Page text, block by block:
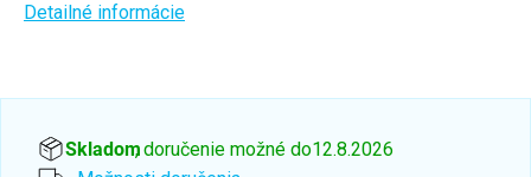
Detailné informácie
Skladom, doručenie možné do12.8.2026